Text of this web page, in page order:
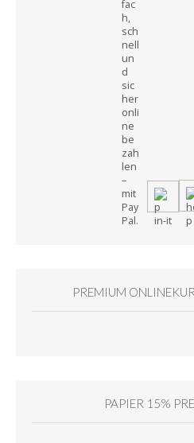
PREMIUM
PAPIER 15%